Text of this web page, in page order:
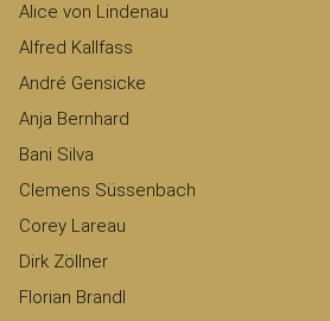
Alice von Lindenau
Alfred Kallfass
André Gensicke
Anja Bernhard
Bani Silva
Clemens Süssenbach
Corey Lareau
Dirk Zöllner
Florian Brandl